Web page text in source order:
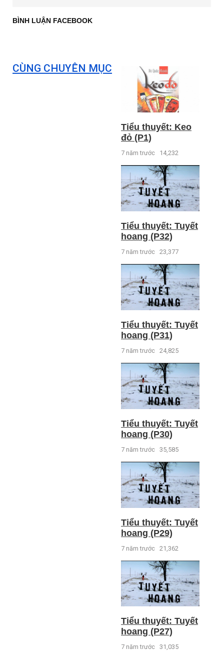
BÌNH LUẬN FACEBOOK
CÙNG CHUYÊN MỤC
Tiểu thuyết: Keo
đỏ (P1)
7 năm trước 14,232
Tiểu thuyết: Tuyết
hoang (P32)
7 năm trước 23,377
Tiểu thuyết: Tuyết
hoang (P31)
7 năm trước 24,825
Tiểu thuyết: Tuyết
hoang (P30)
7 năm trước 35,585
Tiểu thuyết: Tuyết
hoang (P29)
7 năm trước 21,362
Tiểu thuyết: Tuyết
hoang (P27)
7 năm trước 31,035